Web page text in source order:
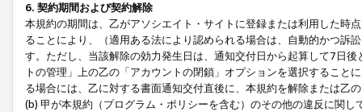
6. 契約期間および契約解除
本規約の期間は、乙がアソシエイト・サイトに登録または利用した時
ることにより、（適用ある法により認められる場合は、自動的かつ訴
す。ただし、当該解除の効力発生日は、通知交付日から起算して7日
トの管理」上の乙の「アカウントの閉鎖」オプションを選択するこ
る場合には、乙に対する書面通知交付直後に、本規約を解除または乙
(b) 甲が本規約（プログラム・ポリシーを含む）のその他の違反に関